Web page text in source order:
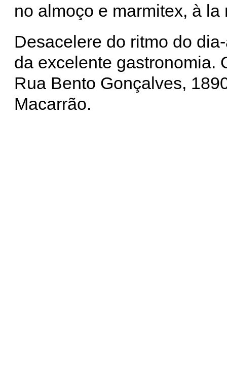
no almoço e marmitex, à
Desacelere do ritmo do
da excelente gastronomia.
Rua Bento Gonçalves,
Macarrão.